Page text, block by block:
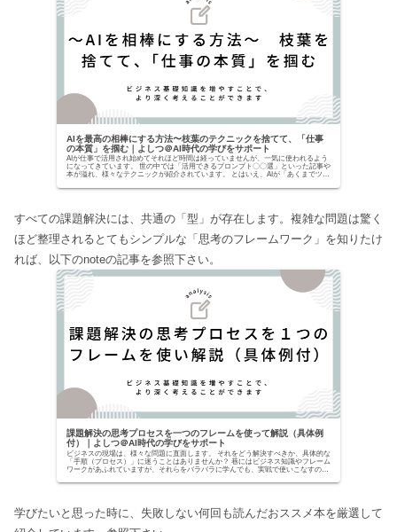
AIを最高の相棒にする方法〜枝葉のテクニックを捨てて、「仕事
の本質」を掴む｜よしつ＠AI時代の学びをサポート
AIが仕事で活用され始めてそれほど時間は経っていませんが、一気に使われるよう
になってきています。 世の中では「活用できるプロンプト〇〇選」といった記事や
本が溢れ、様々なテクニックが紹介されています。 とはいえ、AIが「あくまでツー
すべての課題解決には、共通の「型」が存在します。複雑な問題は驚く
ほど整理されるとてもシンプルな「思考のフレームワーク」を知りたけ
れば、以下のnoteの記事を参照下さい。
課題解決の思考プロセスを一つのフレームを使って解説（具体例
付）｜よしつ＠AI時代の学びをサポート
ビジネスの現場は、様々な問題に直面します。 それをどう解決すべきか、具体的な
「手順（プロセス）」に迷うことはありませんか？ 巷にはビジネス知識やフレーム
ワークがあふれていますが、それらをバラバラに学んでも、実戦で使いこなすのは
学びたいと思った時に、失敗しない何回も読んだおススメ本を厳選して